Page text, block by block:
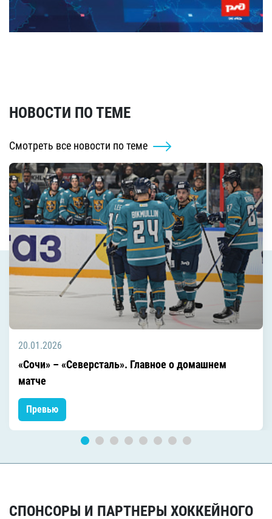
НОВОСТИ ПО ТЕМЕ
Смотреть все новости по теме
20.01.2026
«Сочи» – «Северсталь». Главное о домашнем
матче
Превью
СПОНСОРЫ И ПАРТНЕРЫ ХОККЕЙНОГО